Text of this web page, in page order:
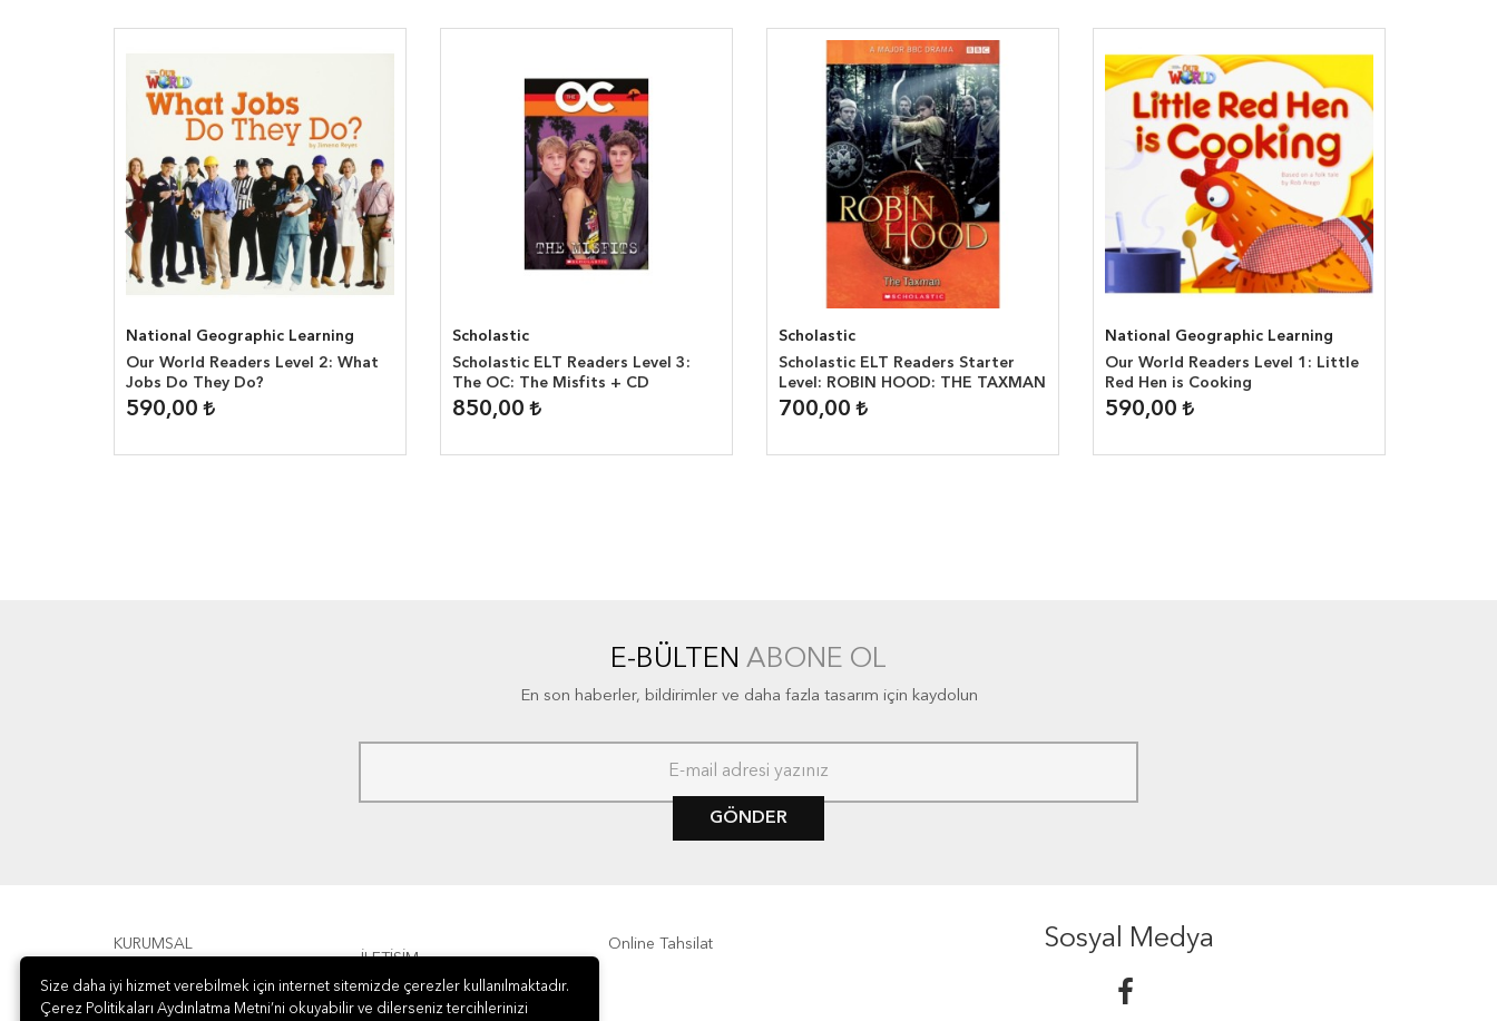
National Geographic Learning
Our World Readers Level 2: What
Jobs Do They Do?
590,00
Scholastic
Scholastic ELT Readers Level 3:
The OC: The Misfits + CD
850,00
Scholastic
Scholastic ELT Readers Starter
Level: ROBIN HOOD: THE TAXMAN
700,00
National Geographic Learning
Our World Readers Level 1: Little
Red Hen is Cooking
590,00
E-BÜLTEN ABONE OL
En son haberler, bildirimler ve daha fazla tasarım için kaydolun
GÖNDER
KURUMSAL
ÖDEME
İLETİŞİM
Online Tahsilat Sosyal Medya
Size daha iyi hizmet verebilmek için internet sitemizde çerezler kullanılmaktadır.
Çerez Politikaları Aydınlatma Metni’ni okuyabilir ve dilerseniz tercihlerinizi